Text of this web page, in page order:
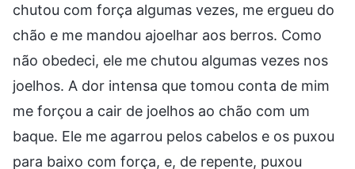
chutou com força algumas vezes, me ergueu do
chão e me mandou ajoelhar aos berros. Como
não obedeci, ele me chutou algumas vezes nos
joelhos. A dor intensa que tomou conta de mim
me forçou a cair de joelhos ao chão com um
baque. Ele me agarrou pelos cabelos e os puxou
para baixo com força, e, de repente, puxou